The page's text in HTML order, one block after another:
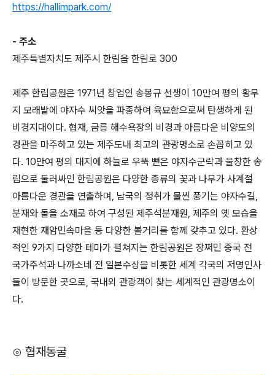
https://hallimpark.com/
- 주소
제주특별자치도 제주시 한림읍 한림로 300
제주 한림공원은 1971년 창업인 송봉규 선생이 10만여 평의 황무
지 모래밭에 야자수 씨앗을 파종하여 육묘함으로써 탄생하게 된
비경지대이다. 협재, 금릉 해수욕장의 비경과 아름다운 비양도의
경관을 마주하고 있는 제주도내 최고의 관광명소로 손꼽히고 있
다. 10만여 평의 대지에 하늘로 우뚝 뻗은 야자수군락과 울창한 송
림으로 둘러싸인 한림공원은 다양한 종류의 꽃과 나무가 사계절
아름다운 경관을 연출하며, 남국의 정취가 물씬 풍기는 야자수길,
분재와 돌을 소재로 하여 구성된 제주석분재원, 제주의 옛 모습을
재현한 재암민속마을 등 다양한 볼거리를 함께 갖추고 있다. 환상
적인 9가지 다양한 테마가 펼쳐지는 한림공원은 장쩌민 중국 전
국가주석과 나까소네 전 일본수상을 비롯한 세계 각국의 저명인사
들이 방문한 곳으로, 국내외 관광객이 찾는 세계적인 관광명소이
다.
⊙ 협재동굴